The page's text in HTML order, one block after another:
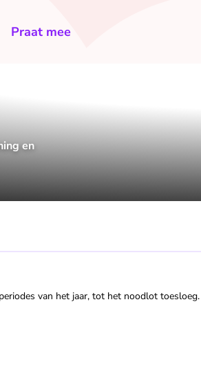
Praat mee
en
van het jaar, tot het noodlot